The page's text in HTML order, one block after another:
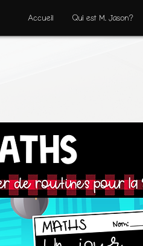
Accueil Qui est M. Jason?